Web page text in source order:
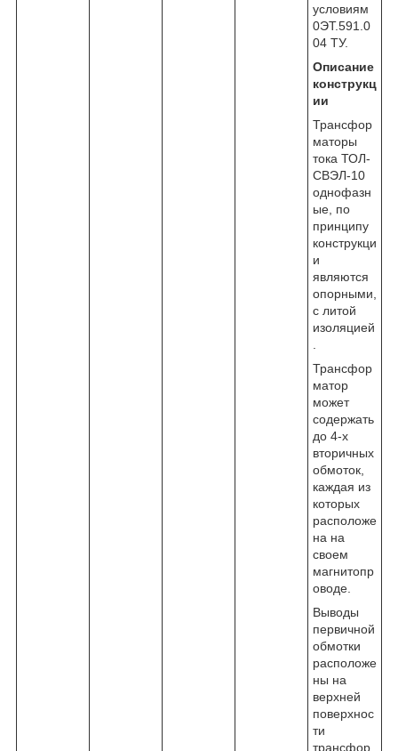
условиям
0ЭТ.591.0
04 ТУ.
Описание
конструкц
ии
Трансфор
маторы
тока ТОЛ-
СВЭЛ-10
однофазн
ые, по
принципу
конструкци
и
являются
опорными,
с литой
изоляцией
Трансфор
матор
может
содержать
до 4-х
вторичных
обмоток,
каждая из
которых
расположе
на на
своем
магнитопр
оводе.
Выводы
первичной
обмотки
расположе
ны на
верхней
поверхнос
ти
трансфор